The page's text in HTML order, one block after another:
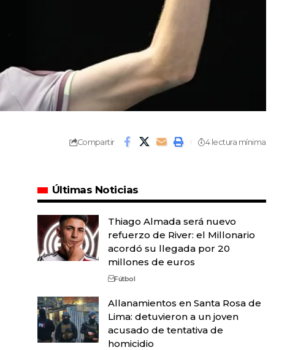
Compartir 4 lectura mínima
Últimas Noticias
Thiago Almada será nuevo
refuerzo de River: el Millonario
acordó su llegada por 20
millones de euros
Fútbol
Allanamientos en Santa Rosa de
Lima: detuvieron a un joven
acusado de tentativa de
homicidio